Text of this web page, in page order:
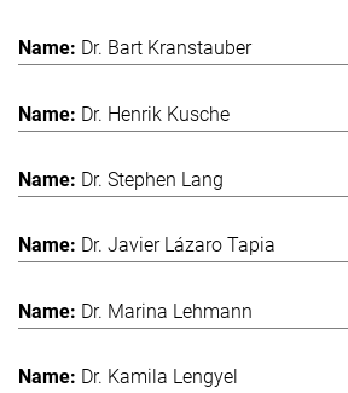
Dr. Bart Kranstauber
Dr. Henrik Kusche
Dr. Stephen Lang
Dr. Javier Lázaro Tapia
Dr. Marina Lehmann
Dr. Kamila Lengyel